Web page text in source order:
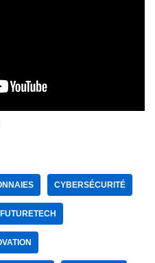
CYBERSÉCURITÉ
FUTURETECH